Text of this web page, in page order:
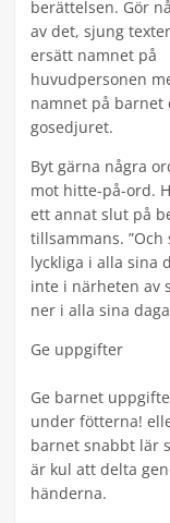
berättelsen. Gör
av det, sjung
ersätt namnet på
huvudpersonen
namnet på barnet
gosedjuret.
Byt gärna några
mot hitte-på-ord.
ett annat slut på
tillsammans. ”Och
lyckliga i alla sina
inte i närheten av
ner i alla sina
Ge uppgifter
Ge barnet
under fötterna!
barnet snabbt lär
är kul att delta
händerna.